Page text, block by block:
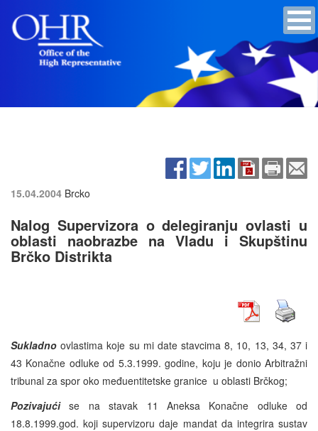
15.04.2004 Brcko
Nalog Supervizora o delegiranju ovlasti u
oblasti naobrazbe na Vladu i Skupštinu
Brčko Distrikta
Sukladno ovlastima koje su mi date stavcima 8, 10, 13, 34, 37 i
43 Konačne odluke od 5.3.1999. godine, koju je donio Arbitražni
tribunal za spor oko međuentitetske granice u oblasti Brčkog;
Pozivajućise na stavak 11 Aneksa Konačne odluke od
18.8.1999.god. koji supervizoru daje mandat da integrira sustav